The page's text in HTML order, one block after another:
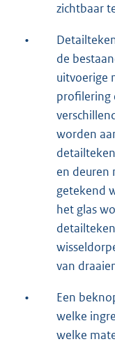
zichtbaar
•
de
uitvoerige
profilering
worden
en deuren
getekend
het glas
van
•
Een
welke
welke